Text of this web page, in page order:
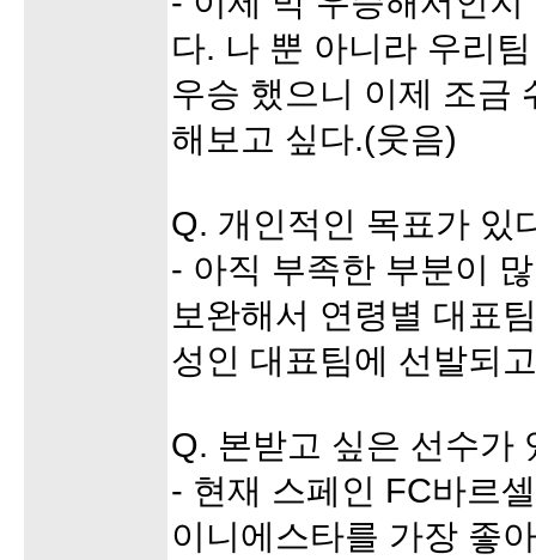
다. 나 뿐 아니라 우리
우승 했으니 이제 조금
해보고 싶다.(웃음)
Q. 개인적인 목표가 있
- 아직 부족한 부분이
보완해서 연령별 대표
성인 대표팀에 선발되
Q. 본받고 싶은 선수가
- 현재 스페인 FC바르
이니에스타를 가장 좋